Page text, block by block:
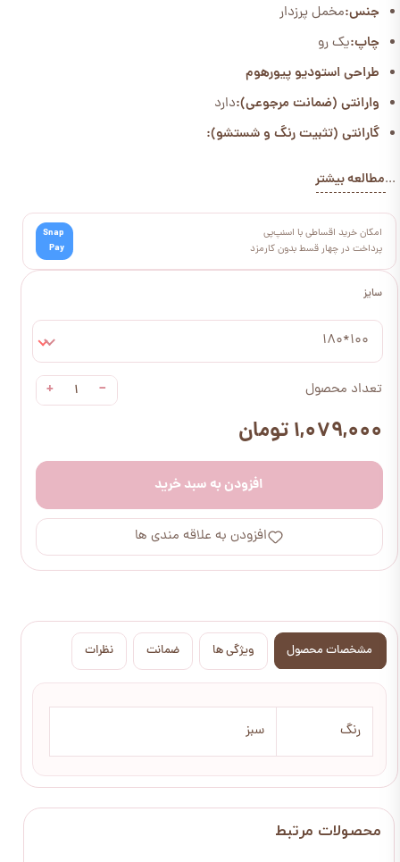
سایز
100*180
تعداد محصول −
+
۱,۰۷۹,۰۰۰ تومان
افزودن به سبد خرید
افزودن به علاقه مندی ها
جنس:مخمل پرزدار
چاپ:یک رو
طراحی استودیو پیورهوم
وارانتی (ضمانت مرجوعی):دارد
گارانتی (تثبیت رنگ و شستشو):
...مطالعه بیشتر
امکان خرید اقساطی با اسنپ‌پی
پرداخت در چهار قسط بدون کارمزد
Snap
Pay
مشخصات محصول ویژگی ها ضمانت نظرات
رنگ سبز